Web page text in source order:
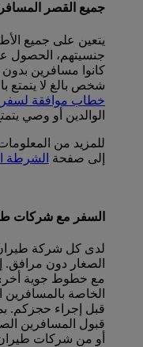
جميع القصر
جنسيتهم، الحصول
كانوا مسافرين بدون
شخص بالغ لا يتمتع
خطاب موافقة لسفر
الوالدين أو وصي
للمزيد من
إلى صفحة الشرطة
السفر مع شركات
لدى كل شركة طيران
الصغار دون
مع خطوط جوية
الخاصة بالمسافرين
قبل إجراء حجزكم.
قبول المسافرين
أو من شركات